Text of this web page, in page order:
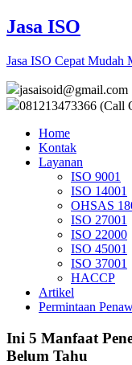
Jasa ISO
Jasa ISO Cepat Mudah
jasaisoid@gmail.com
081213473366 (Call
Home
Kontak
Layanan
ISO 9001
ISO 14001
OHSAS
ISO 27001
ISO 22000
ISO 45001
ISO 37001
HACCP
Artikel
Permintaan
Ini 5 Manfaat
Belum Tahu